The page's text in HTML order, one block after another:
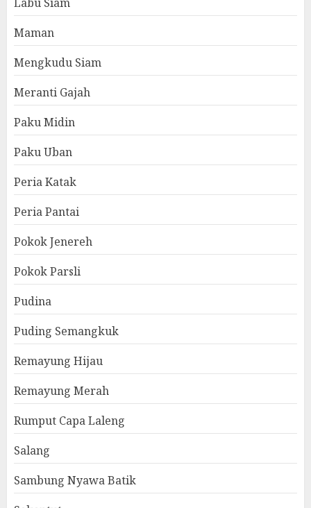
Maman
Mengkudu Siam
Meranti Gajah
Paku Midin
Paku Uban
Peria Katak
Peria Pantai
Pokok Jenereh
Pokok Parsli
Pudina
Puding Semangkuk
Remayung Hijau
Remayung Merah
Rumput Capa Laleng
Salang
Sambung Nyawa Batik